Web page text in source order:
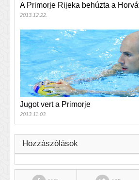
A Primorje Rijeka behúzta a
2013.12.22.
Jugot vert a Primorje
2013.11.03.
Hozzászólások